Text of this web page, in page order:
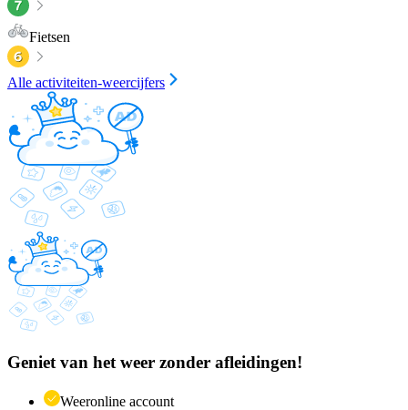
Fietsen
Alle activiteiten-weercijfers
Geniet van het weer zonder afleidingen!
Weeronline account